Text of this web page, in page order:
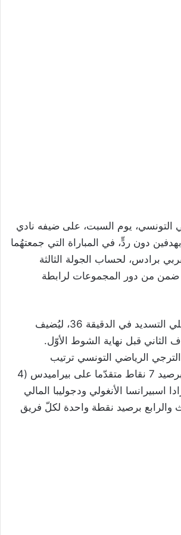
التونسي، يوم السبت، على ضيفه نادي
دون ردٍّ، في المباراة التي جمعتهُما
برادس، لحساب الجولة الثالثة
ضمن من دور المجموعات لرابطة
وافتتح يوسف البلايلي التسديد في الدقيقة 36، ليُضيف
الثاني قبل نهاية الشوط الأوّل.
الرياضي التونسي ترتيب
المجموعة الرابعة برصيد 7 نقاط متقدّما على بيراميدس (4
اسبيرانسا الأنغولي ودجوليبا المالي
والرابع برصيد نقطة واحدة لكلّ فريق